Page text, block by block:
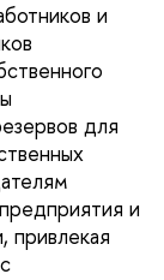
и
для
и
привлекая